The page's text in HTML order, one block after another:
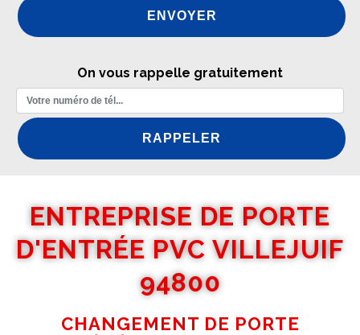
On vous rappelle gratuitement
ENTREPRISE DE PORTE
D'ENTRÉE PVC VILLEJUIF
94800
CHANGEMENT DE PORTE